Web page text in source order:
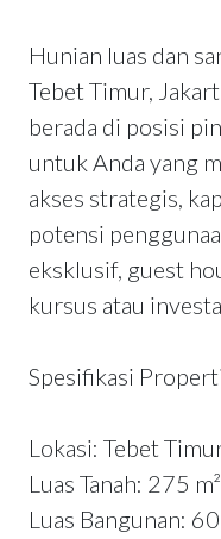
Hunian luas dan
Tebet Timur,
berada di posisi
untuk Anda yang
akses strategis,
potensi
eksklusif, guest
kursus atau
Spesifikasi
Lokasi: Tebet
Luas Tanah: 275 m²
Luas Bangunan: